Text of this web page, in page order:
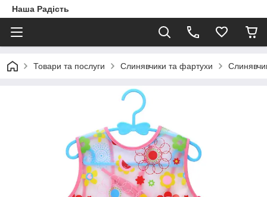
Наша Радість
Товари та послуги Слинявчики та фартухи